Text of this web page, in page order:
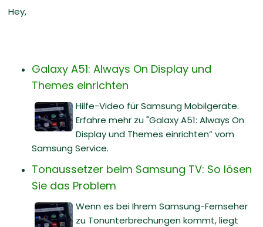
Hey,
Galaxy A51: Always On Display und
Themes einrichten
Hilfe-Video für Samsung Mobilgeräte.
Erfahre mehr zu "Galaxy A51: Always On
Display und Themes einrichten” vom
Samsung Service.
Tonaussetzer beim Samsung TV: So lösen
Sie das Problem
Wenn es bei Ihrem Samsung-Fernseher
zu Tonunterbrechungen kommt, liegt